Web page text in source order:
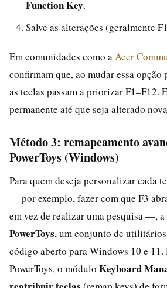
Function Key.
Salve as alterações (geralmente
Em comunidades como a Acer
confirmam que, ao mudar essa
as teclas passam a priorizar F1–F12.
permanente até que seja alterado
Método 3: remapeamento
PowerToys (Windows)
Para quem deseja personalizar cada
— por exemplo, fazer com que F3
em vez de realizar uma pesquisa —,
PowerToys, um conjunto de
código aberto para Windows 10 e 11.
PowerToys, o módulo Keyboard